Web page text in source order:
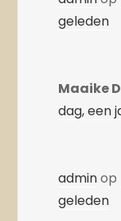
geleden
Maaike
dag, een
adminop
geleden